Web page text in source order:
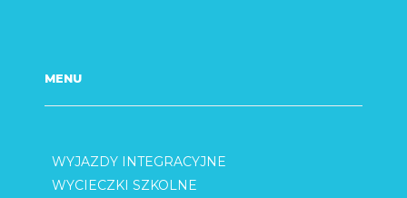
MENU
WYJAZDY INTEGRACYJNE
WYCIECZKI SZKOLNE